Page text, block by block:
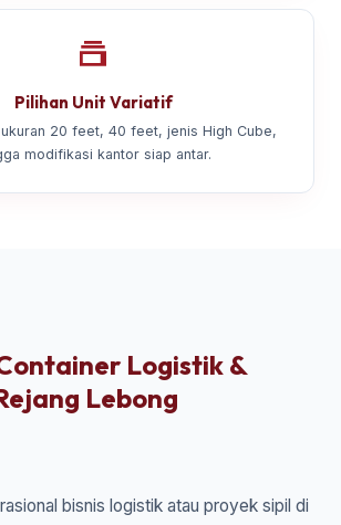
Pilihan Unit Variatif
20 feet, 40 feet, jenis High Cube,
modifikasi kantor siap antar.
Logistik &
Lebong
bisnis logistik atau proyek sipil di